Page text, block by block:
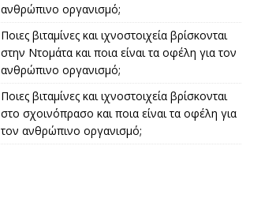
ανθρώπινο οργανισμό;
Ποιες βιταμίνες και ιχνοστοιχεία βρίσκονται
στην Ντομάτα και ποια είναι τα οφέλη για τον
ανθρώπινο οργανισμό;
Ποιες βιταμίνες και ιχνοστοιχεία βρίσκονται
στο σχοινόπρασο και ποια είναι τα οφέλη για
τον ανθρώπινο οργανισμό;